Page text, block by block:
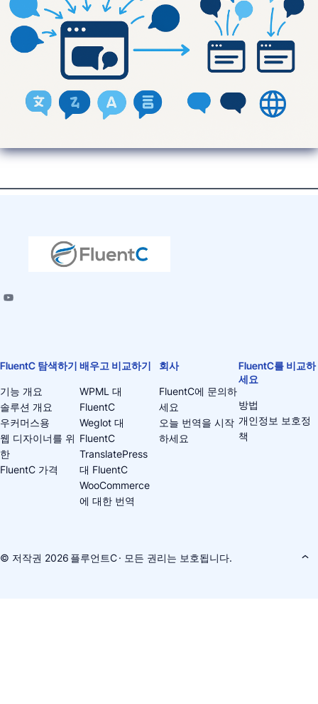
FluentC 탐색하기
기능 개요
솔루션 개요
우커머스용
웹 디자이너를 위
한
FluentC 가격
배우고 비교하기
WPML 대
FluentC
Weglot 대
FluentC
TranslatePress
대 FluentC
WooCommerce
에 대한 번역
회사
FluentC에 문의하
세요
오늘 번역을 시작
하세요
FluentC를 비교하
세요
방법
개인정보 보호정
책
© 저작권 2026 플루언트C· 모든 권리는 보호됩니다.